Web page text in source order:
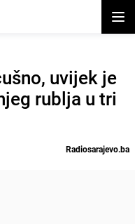
uvijek je
rublja u tri
Radiosarajevo.ba